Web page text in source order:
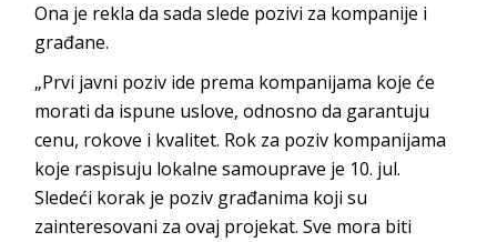
Ona je rekla da sada slede pozivi za kompanije i
građane.
„Prvi javni poziv ide prema kompanijama koje će
morati da ispune uslove, odnosno da garantuju
cenu, rokove i kvalitet. Rok za poziv kompanijama
koje raspisuju lokalne samouprave je 10. jul.
Sledeći korak je poziv građanima koji su
zainteresovani za ovaj projekat. Sve mora biti